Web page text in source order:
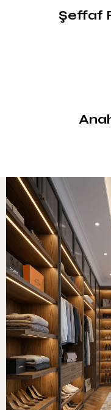
Şeffaf